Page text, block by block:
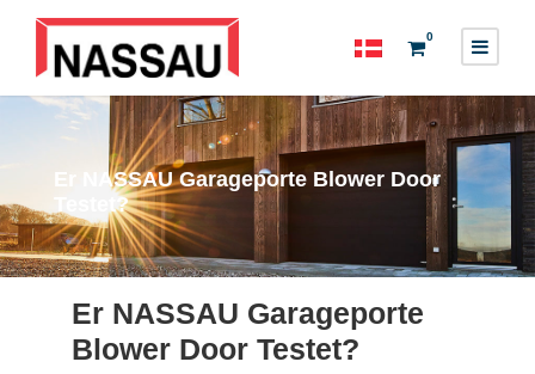
0
Er NASSAU Garageporte Blower Door
Testet?
Er NASSAU Garageporte
Blower Door Testet?